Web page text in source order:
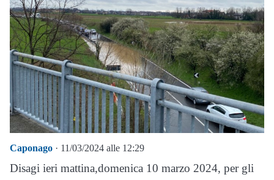
Caponago · 11/03/2024 alle 12:29
Disagi ieri mattina,domenica 10 marzo 2024, per gli